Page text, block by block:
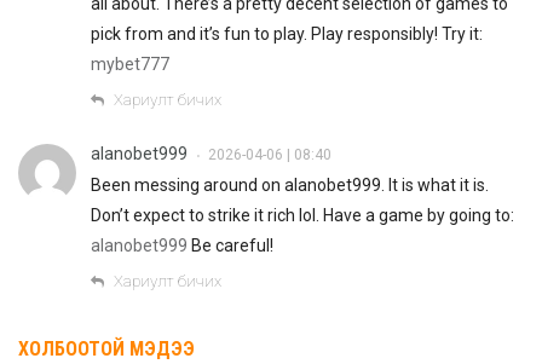
all about. There’s a pretty decent selection of games to
pick from and it’s fun to play. Play responsibly! Try it:
mybet777
Хариулт бичих
alanobet999 • 2026-04-06 | 08:40
Been messing around on alanobet999. It is what it is.
Don’t expect to strike it rich lol. Have a game by going to:
alanobet999 Be careful!
Хариулт бичих
ХОЛБООТОЙ МЭДЭЭ